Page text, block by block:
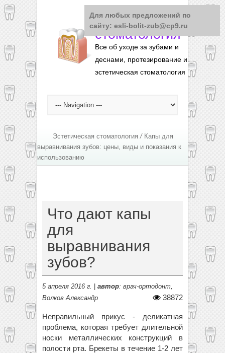
Понятная
стоматология
Все об уходе за зубами и
деснами, протезирование и
эстетическая стоматология
Эстетическая стоматология /Капы для
выравнивания зубов: цены, виды и показания к
использованию
Что дают капы
для
выравнивания
зубов?
5 апреля 2016 г. автор: врач-ортодонт,
Волков Александр
38872
Неправильный прикус - деликатная
проблема, которая требует длительной
носки металлических конструкций в
полости рта. Брекеты в течение 1-2 лет
Для любых предложений по
сайту: esli-bolit-zub@cp9.ru